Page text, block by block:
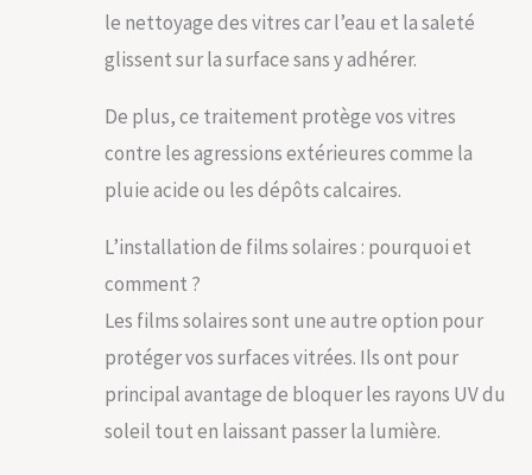
le nettoyage des vitres car l’eau et la saleté
glissent sur la surface sans y adhérer.
De plus, ce traitement protège vos vitres
contre les agressions extérieures comme la
pluie acide ou les dépôts calcaires.
L’installation de films solaires : pourquoi et
comment ?
Les films solaires sont une autre option pour
protéger vos surfaces vitrées. Ils ont pour
principal avantage de bloquer les rayons UV du
soleil tout en laissant passer la lumière.